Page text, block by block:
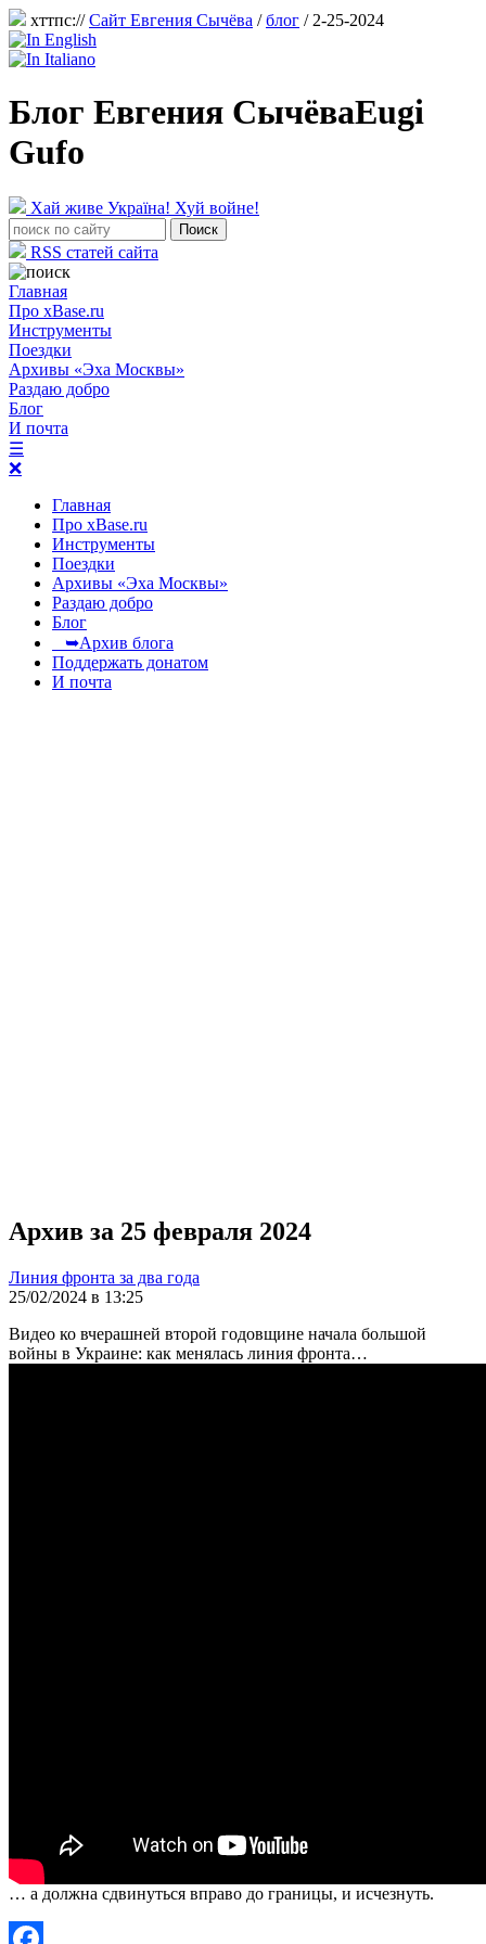
хттпс://Сайт Евгения Сычёва /блог / 2-25-2024
Блог Евгения СычёваEugi
Gufo
Хай живе Україна! Хуй войне!
RSS статей сайта
Главная
Про xBase.ru
Инструменты
Поездки
Архивы «Эха Москвы»
Раздаю добро
Блог
И почта
☰
❌
Главная
Про xBase.ru
Инструменты
Поездки
Архивы «Эха Москвы»
Раздаю добро
Блог
➥Архив блога
Поддержать донатом
И почта
Архив за 25 февраля 2024
Линия фронта за два года
25/02/2024 в 13:25
Видео ко вчерашней второй годовщине начала большой
войны в Украине: как менялась линия фронта…
… а должна сдвинуться вправо до границы, и исчезнуть.